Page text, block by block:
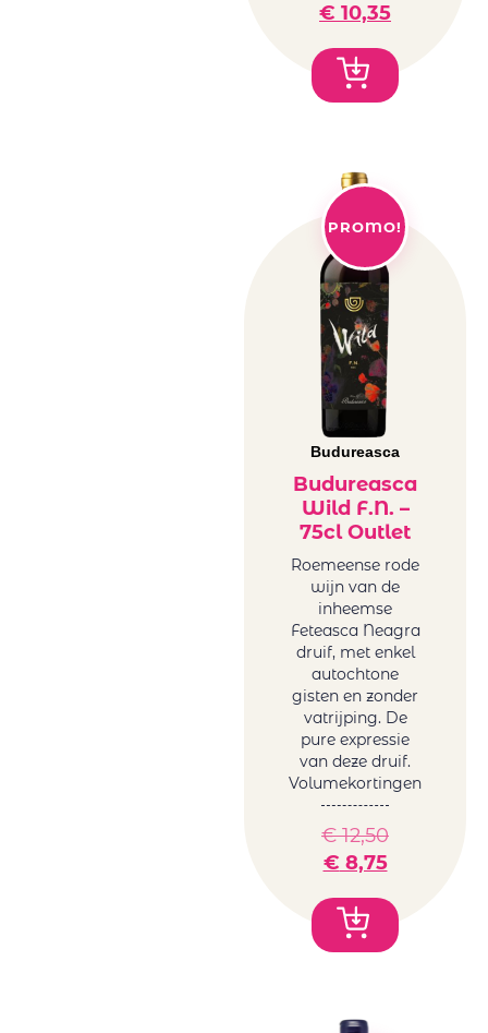
€ 10,35
PROMO!
Budureasca
Budureasca
Wild F.N. –
75cl Outlet
Roemeense rode
wijn van de
inheemse
Feteasca Neagra
druif, met enkel
autochtone
gisten en zonder
vatrijping. De
pure expressie
van deze druif.
Volumekortingen
€12,50
€ 8,75